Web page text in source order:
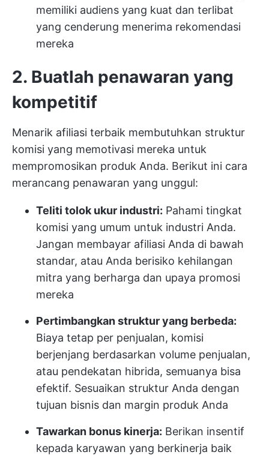
memiliki audiens yang kuat dan terlibat
yang cenderung menerima rekomendasi
mereka
2. Buatlah penawaran yang
kompetitif
Menarik afiliasi terbaik membutuhkan struktur
komisi yang memotivasi mereka untuk
mempromosikan produk Anda. Berikut ini cara
merancang penawaran yang unggul:
Teliti tolok ukur industri: Pahami tingkat
komisi yang umum untuk industri Anda.
Jangan membayar afiliasi Anda di bawah
standar, atau Anda berisiko kehilangan
mitra yang berharga dan upaya promosi
mereka
Pertimbangkan struktur yang berbeda:
Biaya tetap per penjualan, komisi
berjenjang berdasarkan volume penjualan,
atau pendekatan hibrida, semuanya bisa
efektif. Sesuaikan struktur Anda dengan
tujuan bisnis dan margin produk Anda
Tawarkan bonus kinerja: Berikan insentif
kepada karyawan yang berkinerja baik